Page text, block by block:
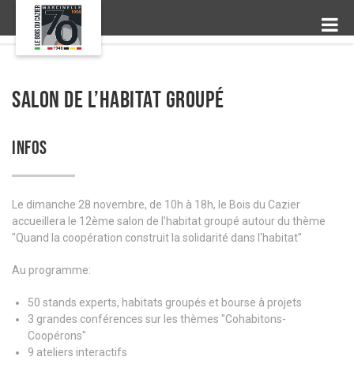
Salon de l’habitat groupé
INFOS
Le dimanche 28 novembre, de 10h à 18h, le Bois du Cazier
accueillera le 12ème salon de l'habitat groupé autour du thème
"Quand la coopération construit la solidarité dans l'habitat"
Au programme:
50 stands experts, habitats groupés et bourse à projets
3 grandes conférences sur les thèmes "Cohabitons-
Coopérons"
9 ateliers interactifs